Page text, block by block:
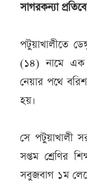
সাগরকন্যা
পটুয়াখালীতে
(১৪) নামে এক
নেয়ার পথে
হয়।
সে পটুয়াখালী
সপ্তম শ্রেণির
সবুজবাগ ১ম